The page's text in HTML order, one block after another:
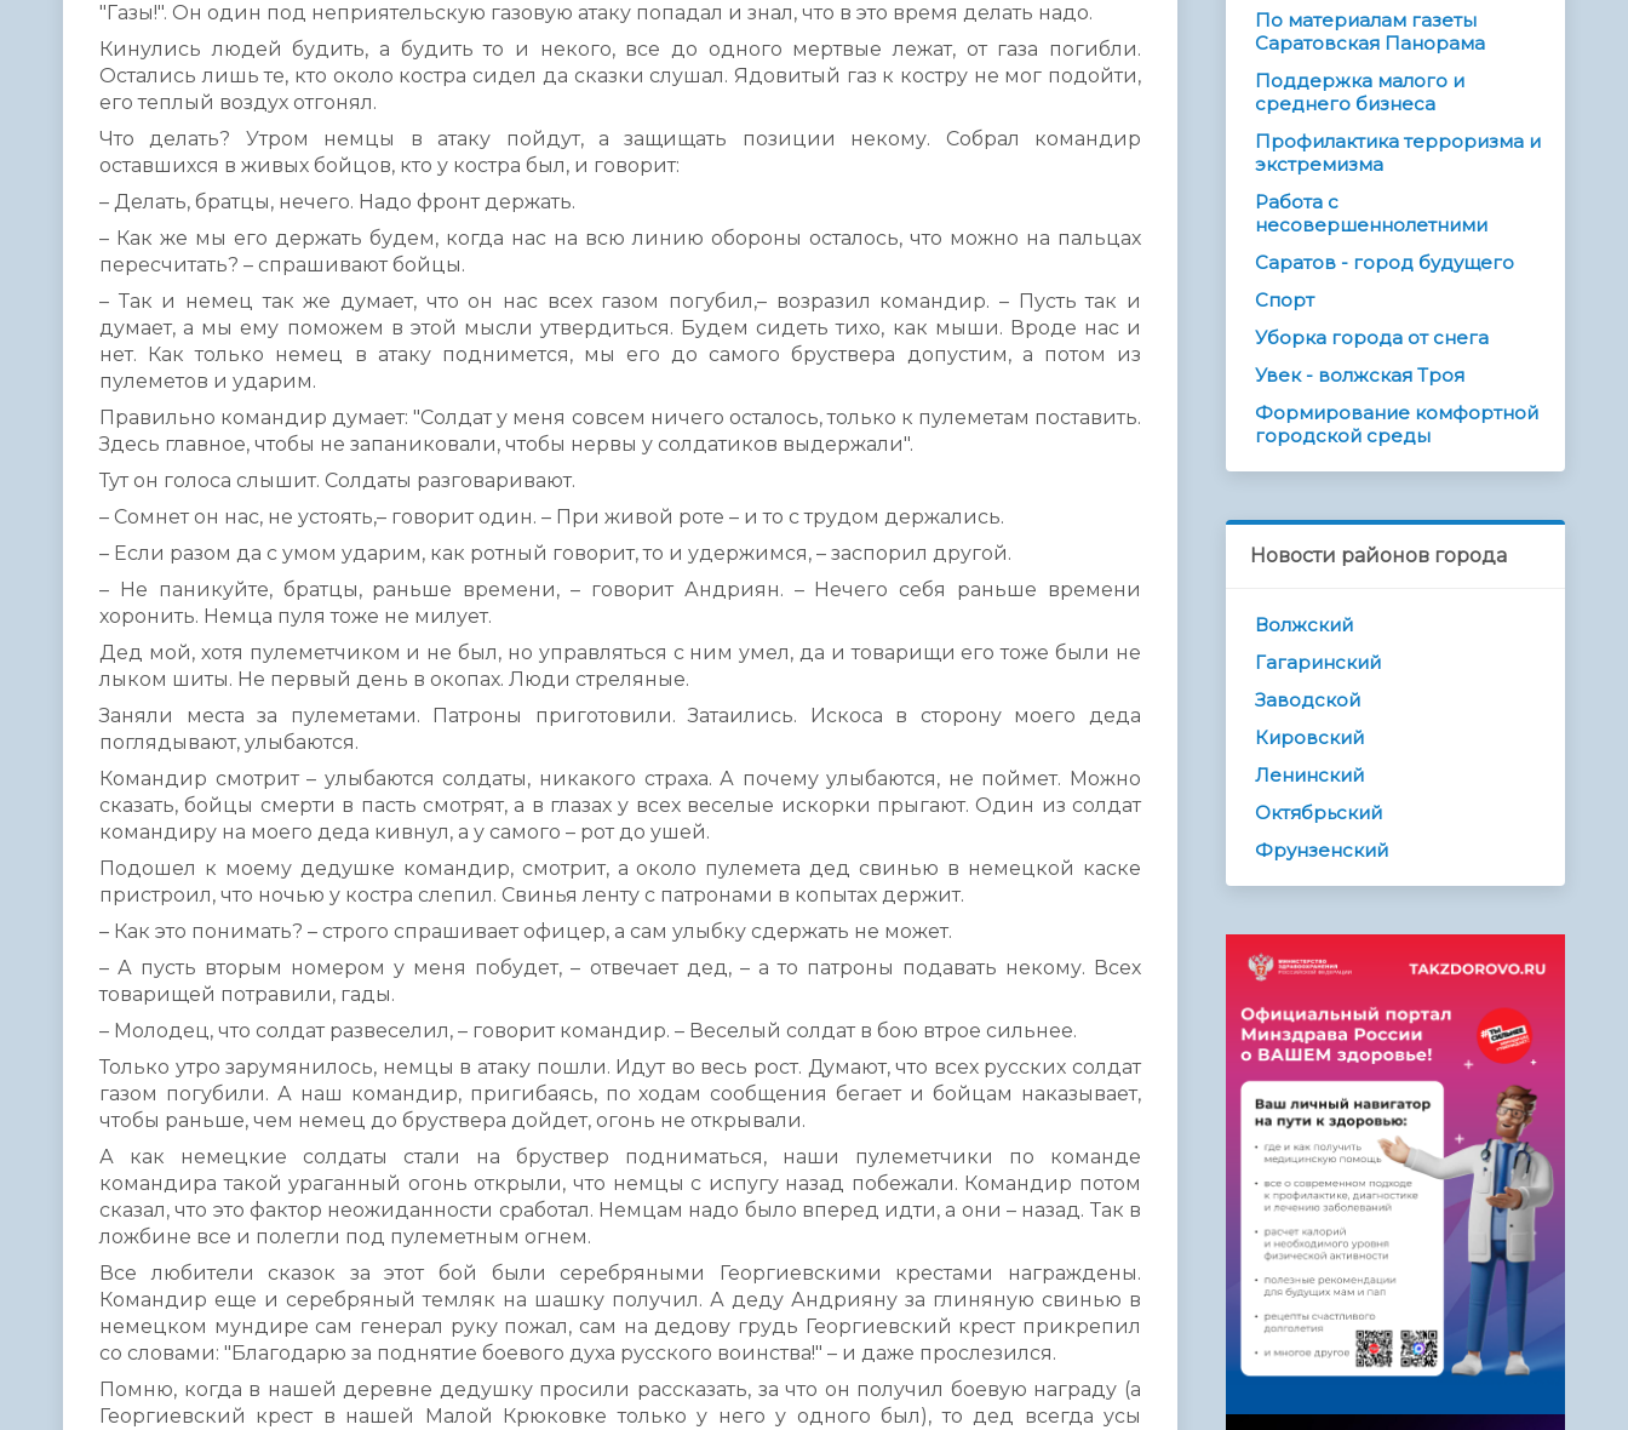
"Газы!". Он один под неприятельскую газовую атаку попадал и знал, что в это время делать надо.
Кинулись людей будить, а будить то и некого, все до одного мертвые лежат, от газа погибли.
Остались лишь те, кто около костра сидел да сказки слушал. Ядовитый газ к костру не мог подойти,
его теплый воздух отгонял.
Что делать? Утром немцы в атаку пойдут, а защищать позиции некому. Собрал командир
оставшихся в живых бойцов, кто у костра был, и говорит:
– Делать, братцы, нечего. Надо фронт держать.
– Как же мы его держать будем, когда нас на всю линию обороны осталось, что можно на пальцах
пересчитать? – спрашивают бойцы.
– Так и немец так же думает, что он нас всех газом погубил,– возразил командир. – Пусть так и
думает, а мы ему поможем в этой мысли утвердиться. Будем сидеть тихо, как мыши. Вроде нас и
нет. Как только немец в атаку поднимется, мы его до самого бруствера допустим, а потом из
пулеметов и ударим.
Правильно командир думает: "Солдат у меня совсем ничего осталось, только к пулеметам поставить.
Здесь главное, чтобы не запаниковали, чтобы нервы у солдатиков выдержали".
Тут он голоса слышит. Солдаты разговаривают.
– Сомнет он нас, не устоять,– говорит один. – При живой роте – и то с трудом держались.
– Если разом да с умом ударим, как ротный говорит, то и удержимся, – заспорил другой.
– Не паникуйте, братцы, раньше времени, – говорит Андриян. – Нечего себя раньше времени
хоронить. Немца пуля тоже не милует.
Дед мой, хотя пулеметчиком и не был, но управляться с ним умел, да и товарищи его тоже были не
лыком шиты. Не первый день в окопах. Люди стреляные.
Заняли места за пулеметами. Патроны приготовили. Затаились. Искоса в сторону моего деда
поглядывают, улыбаются.
Командир смотрит – улыбаются солдаты, никакого страха. А почему улыбаются, не поймет. Можно
сказать, бойцы смерти в пасть смотрят, а в глазах у всех веселые искорки прыгают. Один из солдат
командиру на моего деда кивнул, а у самого – рот до ушей.
Подошел к моему дедушке командир, смотрит, а около пулемета дед свинью в немецкой каске
пристроил, что ночью у костра слепил. Свинья ленту с патронами в копытах держит.
– Как это понимать? – строго спрашивает офицер, а сам улыбку сдержать не может.
– А пусть вторым номером у меня побудет, – отвечает дед, – а то патроны подавать некому. Всех
товарищей потравили, гады.
– Молодец, что солдат развеселил, – говорит командир. – Веселый солдат в бою втрое сильнее.
Только утро зарумянилось, немцы в атаку пошли. Идут во весь рост. Думают, что всех русских солдат
газом погубили. А наш командир, пригибаясь, по ходам сообщения бегает и бойцам наказывает,
чтобы раньше, чем немец до бруствера дойдет, огонь не открывали.
А как немецкие солдаты стали на бруствер подниматься, наши пулеметчики по команде
командира такой ураганный огонь открыли, что немцы с испугу назад побежали. Командир потом
сказал, что это фактор неожиданности сработал. Немцам надо было вперед идти, а они – назад. Так в
ложбине все и полегли под пулеметным огнем.
Все любители сказок за этот бой были серебряными Георгиевскими крестами награждены.
Командир еще и серебряный темляк на шашку получил. А деду Андрияну за глиняную свинью в
немецком мундире сам генерал руку пожал, сам на дедову грудь Георгиевский крест прикрепил
со словами: "Благодарю за поднятие боевого духа русского воинства!" – и даже прослезился.
Помню, когда в нашей деревне дедушку просили рассказать, за что он получил боевую награду (а
Георгиевский крест в нашей Малой Крюковке только у него у одного был), то дед всегда усы
По материалам газеты
Саратовская Панорама
Поддержка малого и
среднего бизнеса
Профилактика терроризма и
экстремизма
Работа с
несовершеннолетними
Саратов - город будущего
Спорт
Уборка города от снега
Увек - волжская Троя
Формирование комфортной
городской среды
Новости районов города
Волжский
Гагаринский
Заводской
Кировский
Ленинский
Октябрьский
Фрунзенский